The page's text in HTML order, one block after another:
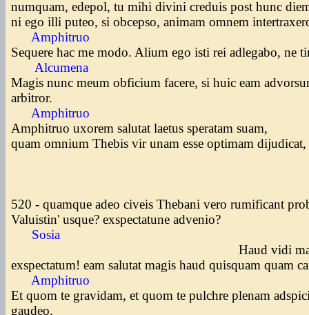
numquam, edepol, tu mihi divini creduis post hunc
ni ego illi puteo, si obcepso, animam omnem
Amphitruo
Sequere hac me modo. Alium ego isti rei adlegabo, ne
Alcumena
Magis nunc meum obficium facere, si huic eam
arbitror.
Amphitruo
Amphitruo uxorem salutat laetus speratam suam,
quam omnium Thebis vir unam esse optimam dijudicat,
520 - quamque adeo civeis Thebani vero rumificant
Valuistin' usque? exspectatune advenio?
Sosia
Haud vidi
exspectatum! eam salutat magis haud quisquam quam
Amphitruo
Et quom te gravidam, et quom te pulchre plenam
gaudeo.